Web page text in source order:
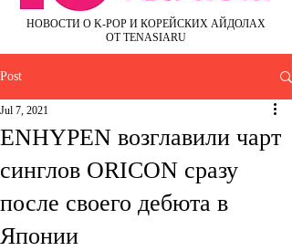
НОВОСТИ О K-POP И КОРЕЙСКИХ АЙДОЛАХ
ОТ TENASIARU
Post
ENHYPEN возглавили чарт
синглов ORICON сразу
после своего дебюта в
Японии
Jul 7, 2021